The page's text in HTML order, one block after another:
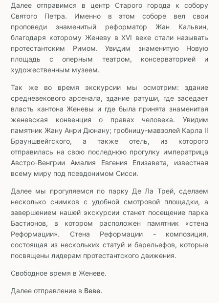
Далее отправимся в центр Старого города к собору
Святого Петра. Именно в этом соборе вел свои
проповеди знаменитый реформатор Жан Кальвин,
благодаря которому Женеву в XVI веке стали называть
протестантским Римом. Увидим знаменитую Новую
площадь с оперным театром, консерваторией и
художественным музеем.
Так же во время экскурсии мы осмотрим: здание
средневекового арсенала, здание ратуши, где заседает
власть кантона Женевы и где была принята знаменитая
женевская конвенция о правах человека. Увидим
памятник Жану Анри Дюнану; гробницу-мавзолей Карла II
Брауншвейгского, а также отель, из которого
отправилась на свою последнюю прогулку императрица
Австро-Венгрии Амалия Евгения Елизавета, известная
всему миру под псевдонимом Сисси.
Далее мы прогуляемся по парку Де Ла Трей, сделаем
несколько снимков с удобной смотровой площадки, а
завершением нашей экскурсии станет посещение парка
Бастионов, в котором расположен памятник «стена
Реформации». Стена Реформации - композиция,
состоящая из нескольких статуй и барельефов, которые
посвящены лидерам протестантского движения.
Свободное время в Женеве.
Далее отправление в Веве.